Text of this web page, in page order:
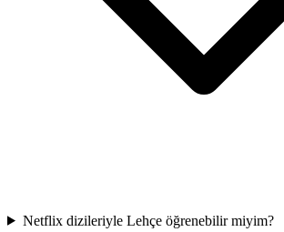
Netflix dizileriyle Lehçe öğrenebilir miyim?